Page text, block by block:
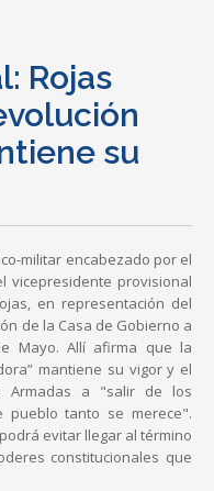
Rojas
su
militar encabezado por el
vicepresidente provisional
en representación del
de la Casa de Gobierno a
Mayo. Allí afirma que la
mantiene su vigor y el
Armadas a "salir de los
tanto se merece".
evitar llegar al término
constitucionales que